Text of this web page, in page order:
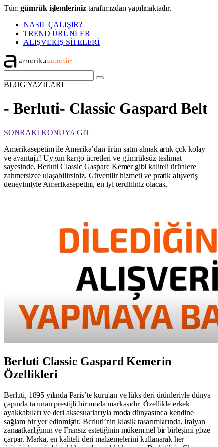
Tüm gümrük işlemleriniz tarafımızdan yapılmaktadır.
NASIL ÇALIŞIR?
TREND ÜRÜNLER
ALIŞVERİŞ SİTELERİ
BLOG YAZILARI
- Berluti- Classic Gaspard Belt
SONRAKİ KONUYA GİT
Amerikasepetim ile Amerika’dan ürün satın almak artık çok kolay
ve avantajlı! Uygun kargo ücretleri ve gümrüksüz teslimat
sayesinde, Berluti Classic Gaspard Kemer gibi kaliteli ürünlere
zahmetsizce ulaşabilirsiniz. Güvenilir hizmeti ve pratik alışveriş
deneyimiyle Amerikasepetim, en iyi tercihiniz olacak.
Berluti Classic Gaspard Kemerin
Özellikleri
Berluti, 1895 yılında Paris’te kurulan ve lüks deri ürünleriyle dünya
çapında tanınan prestijli bir moda markasıdır. Özellikle erkek
ayakkabıları ve deri aksesuarlarıyla moda dünyasında kendine
sağlam bir yer edinmiştir. Berluti’nin klasik tasarımlarında, İtalyan
zanaatkarlığının ve Fransız estetiğinin mükemmel bir birleşimi göze
çarpar. Marka, en kaliteli deri malzemelerini kullanarak her